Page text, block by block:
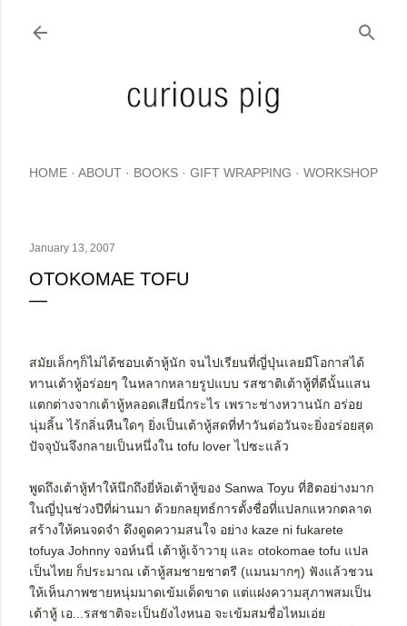
HOME ABOUT BOOKS GIFT WRAPPING WORKSHOP
January 13, 2007
OTOKOMAE TOFU
สมัยเล็กๆก็ไม่ได้ชอบเต้าหู้นัก จนไปเรียนที่ญี่ปุ่นเลยมีโอกาสได้
ทานเต้าหู้อร่อยๆ ในหลากหลายรูปแบบ รสชาติเต้าหู้ที่ดีนั้นแสน
แตกต่างจากเต้าหู้หลอดเสียนี่กระไร เพราะช่างหวานนัก อร่อย
นุ่มลิ้น ไร้กลิ่นหืนใดๆ ยิ่งเป็นเต้าหู้สดที่ทำวันต่อวันจะยิ่งอร่อยสุด
ปัจจุบันจึงกลายเป็นหนึ่งใน tofu lover ไปซะแล้ว
พูดถึงเต้าหู้ทำให้นึกถึงยี่ห้อเต้าหู้ของ Sanwa Toyu ที่ฮิตอย่างมาก
ในญี่ปุ่นช่วงปีที่ผ่านมา ด้วยกลยุทธ์การตั้งชื่อที่แปลกแหวกตลาด
สร้างให้คนจดจำ ดึงดูดความสนใจ อย่าง kaze ni fukarete
tofuya Johnny จอห์นนี่ เต้าหู้เจ้าวายุ และ otokomae tofu แปล
เป็นไทย ก็ประมาณ เต้าหู้สมชายชาตรี (แมนมากๆ) ฟังแล้วชวน
ให้เห็นภาพชายหนุ่มมาดเข้มเด็ดขาด แต่แฝงความสุภาพสมเป็น
เต้าหู้ เอ...รสชาติจะเป็นยังไงหนอ จะเข้มสมชื่อไหมเอ่ย